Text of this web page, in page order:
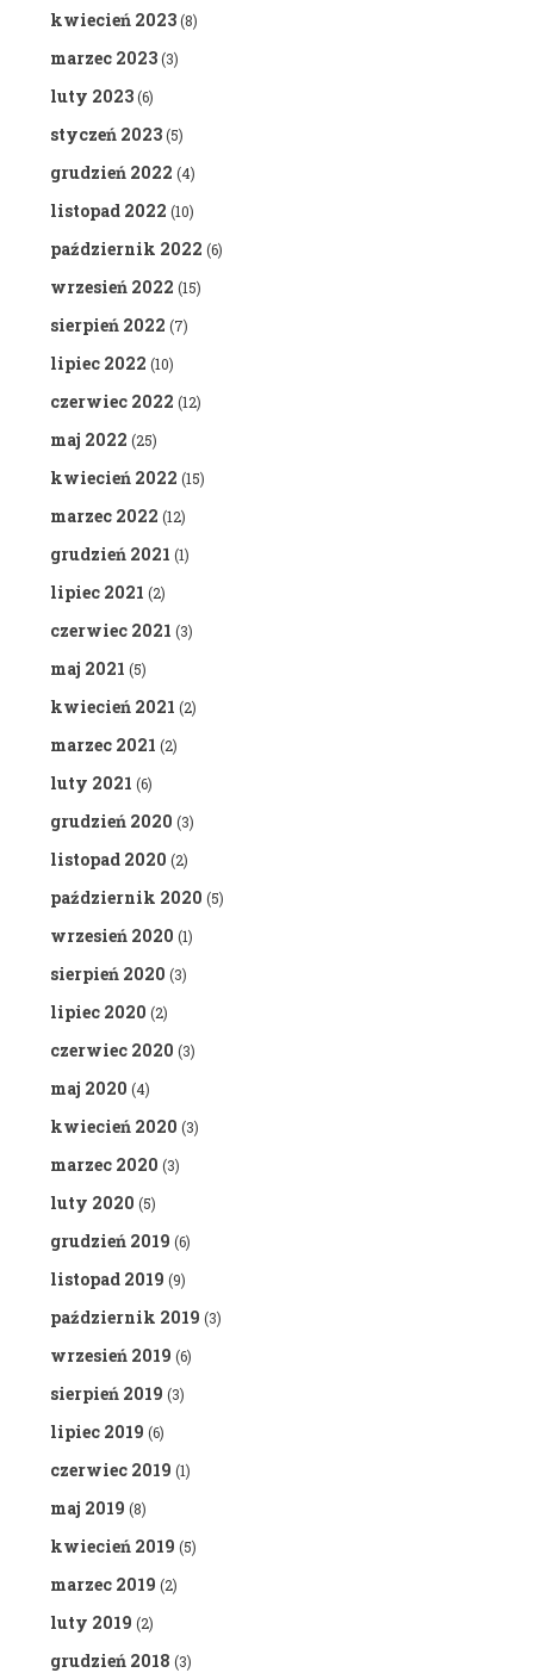
kwiecień 2023(8)
marzec 2023(3)
luty 2023(6)
styczeń 2023(5)
grudzień 2022 (4)
listopad 2022 (10)
październik 2022 (6)
wrzesień 2022 (15)
sierpień 2022 (7)
lipiec 2022 (10)
czerwiec 2022 (12)
maj 2022 (25)
kwiecień 2022 (15)
marzec 2022 (12)
grudzień 2021 (1)
lipiec 2021 (2)
czerwiec 2021 (3)
maj 2021 (5)
kwiecień 2021 (2)
marzec 2021 (2)
luty 2021 (6)
grudzień 2020 (3)
listopad 2020 (2)
październik 2020 (5)
wrzesień 2020 (1)
sierpień 2020 (3)
lipiec 2020 (2)
czerwiec 2020 (3)
maj 2020 (4)
kwiecień 2020 (3)
marzec 2020 (3)
luty 2020 (5)
grudzień 2019 (6)
listopad 2019 (9)
październik 2019 (3)
wrzesień 2019 (6)
sierpień 2019 (3)
lipiec 2019 (6)
czerwiec 2019 (1)
maj 2019 (8)
kwiecień 2019 (5)
marzec 2019 (2)
luty 2019 (2)
grudzień 2018 (3)